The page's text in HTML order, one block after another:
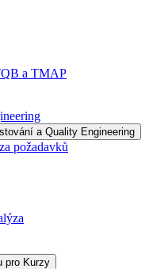
a TMAP
a Quality Engineering
požadavků
pro Kurzy